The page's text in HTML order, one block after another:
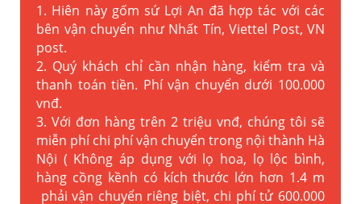
1. Hiên này gốm sứ Lợi An đã hợp tác với các
bên vận chuyển như Nhất Tín, Viettel Post, VN
post.
2. Quý khách chỉ cần nhận hàng, kiểm tra và
thanh toán tiền. Phí vận chuyển dưới 100.000
vnđ.
3. Với đơn hàng trên 2 triệu vnđ, chúng tôi sẽ
miễn phí chi phí vận chuyển trong nội thành Hà
Nội ( Không áp dụng với lọ hoa, lọ lộc bình,
hàng cồng kềnh có kích thước lớn hơn 1.4 m
phải vận chuyển riêng biệt, chi phí tử 600.000